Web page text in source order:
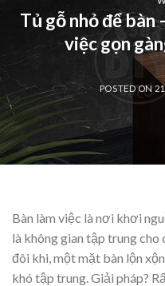
Tủ gỗ nhỏ để
việc gọn
POSTED ON
Bàn làm việc là nơi khơi
là không gian tập trung
đôi khi, một mặt bàn lộn
khó tập trung. Giải pháp?